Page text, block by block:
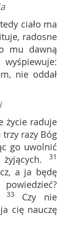
ciało ma
radosne
mu dawną
nie oddał
życie raduje
razy Bóg
go uwolnić
31
a ja będę
33 Czy nie
cię nauczę